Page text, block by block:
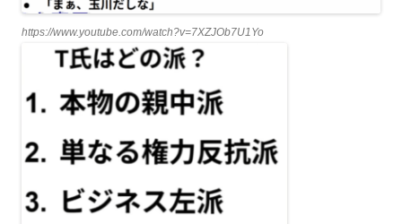
https://www.youtube.com/watch?v=7XZJOb7U1Yo